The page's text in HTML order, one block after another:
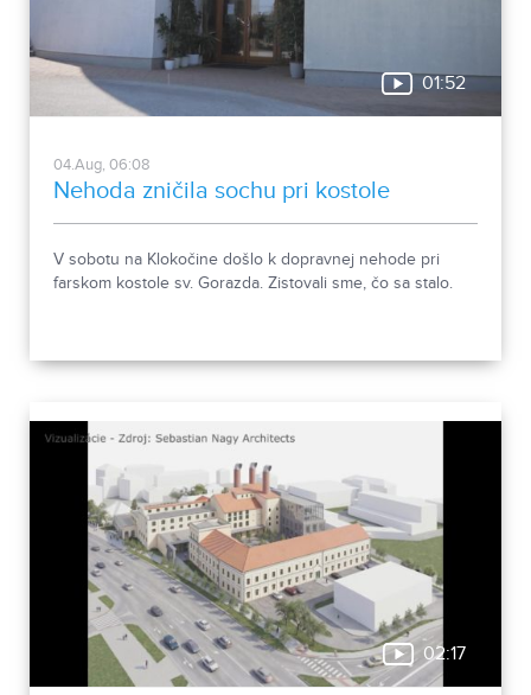
01:52
04.Aug, 06:08
Nehoda zničila sochu pri kostole
V sobotu na Klokočine došlo k dopravnej nehode pri
farskom kostole sv. Gorazda. Zistovali sme, čo sa stalo.
02:17